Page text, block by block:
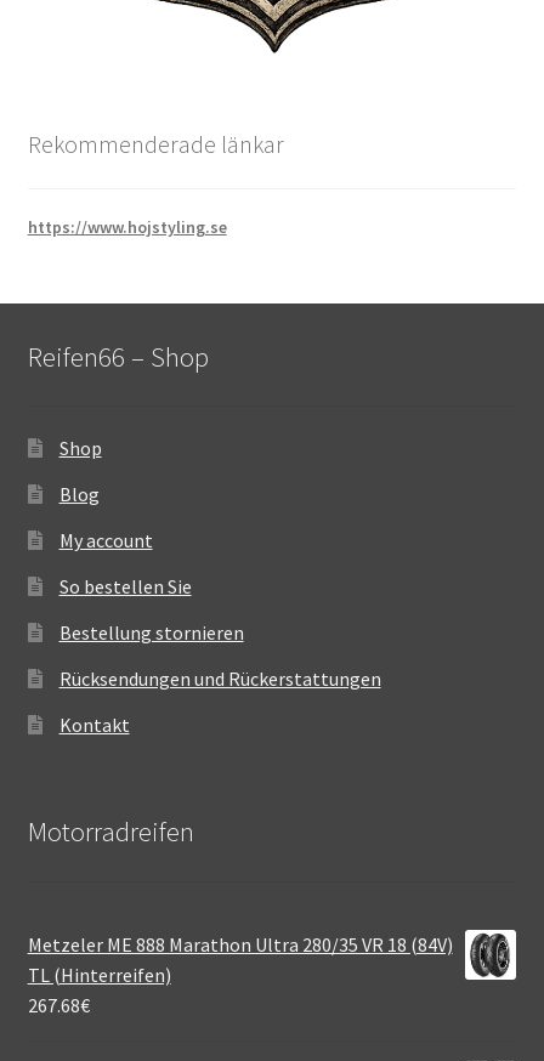
Rekommenderade länkar
https://www.hojstyling.se
Reifen66 – Shop
Shop
Blog
My account
So bestellen Sie
Bestellung stornieren
Rücksendungen und Rückerstattungen
Kontakt
Motorradreifen
Metzeler ME 888 Marathon Ultra 280/35 VR 18 (84V)
TL (Hinterreifen)
267.68€